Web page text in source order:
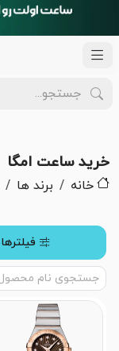
خرید ساعت امگا
خانه برند ها
فیلترها